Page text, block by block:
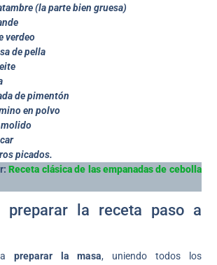
(la parte bien gruesa)
verdeo
de pella
de pimentón
en polvo
molido
picados.
Receta clásica de las empanadas de cebolla
preparar la receta paso a
a preparar la masa, uniendo todos los